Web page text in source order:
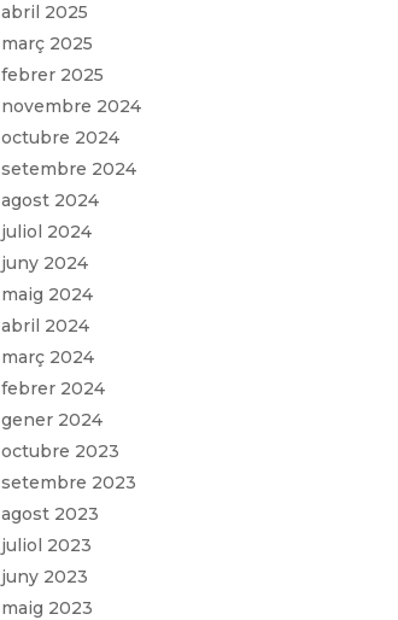
abril 2025
març 2025
febrer 2025
novembre 2024
octubre 2024
setembre 2024
agost 2024
juliol 2024
juny 2024
maig 2024
abril 2024
març 2024
febrer 2024
gener 2024
octubre 2023
setembre 2023
agost 2023
juliol 2023
juny 2023
maig 2023